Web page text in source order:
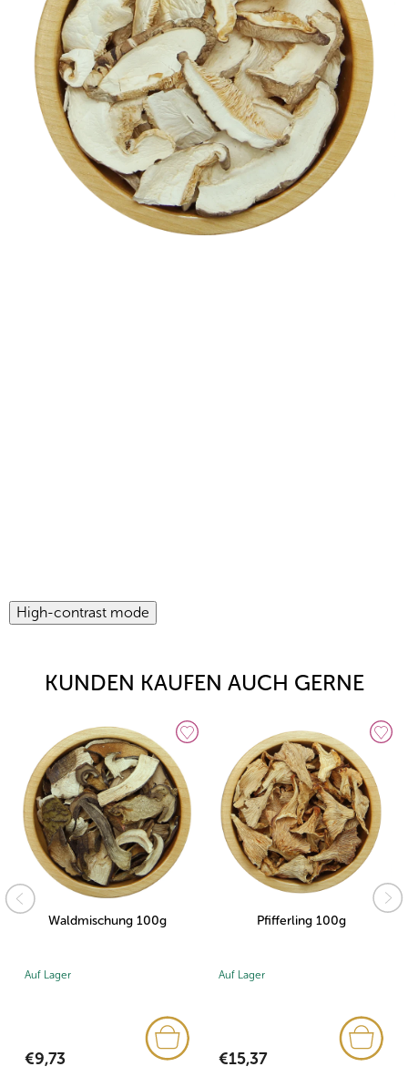
High-contrast mode
KUNDEN KAUFEN AUCH GERNE
Waldmischung 100g
Auf Lager
€9,73
Pfifferling 100g
Auf Lager
€15,37